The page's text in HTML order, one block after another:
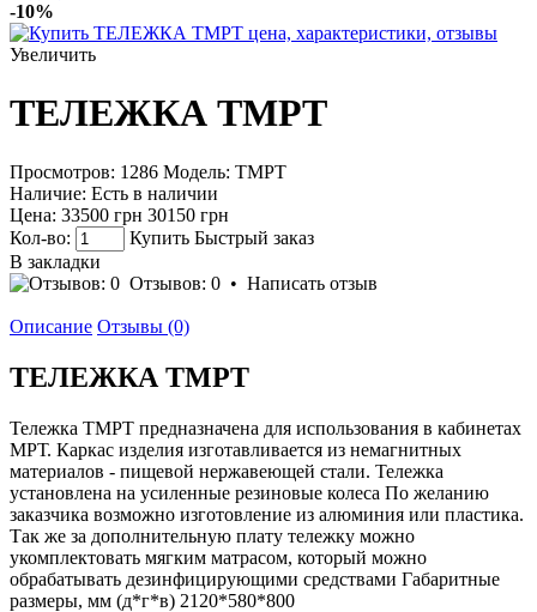
-10%
Увеличить
ТЕЛЕЖКА ТМРТ
Просмотров: 1286 Модель: ТМРТ
Наличие: Есть в наличии
Цена: 33500 грн 30150 грн
Кол-во:
Купить Быстрый заказ
В закладки
Отзывов: 0 • Написать отзыв
Описание Отзывы (0)
ТЕЛЕЖКА ТМРТ
Тележка ТМРТ предназначена для использования в кабинетах
МРТ. Каркас изделия изготавливается из немагнитных
материалов - пищевой нержавеющей стали. Тележка
установлена на усиленные резиновые колеса По желанию
заказчика возможно изготовление из алюминия или пластика.
Так же за дополнительную плату тележку можно
укомплектовать мягким матрасом, который можно
обрабатывать дезинфицирующими средствами Габаритные
размеры, мм (д*г*в) 2120*580*800